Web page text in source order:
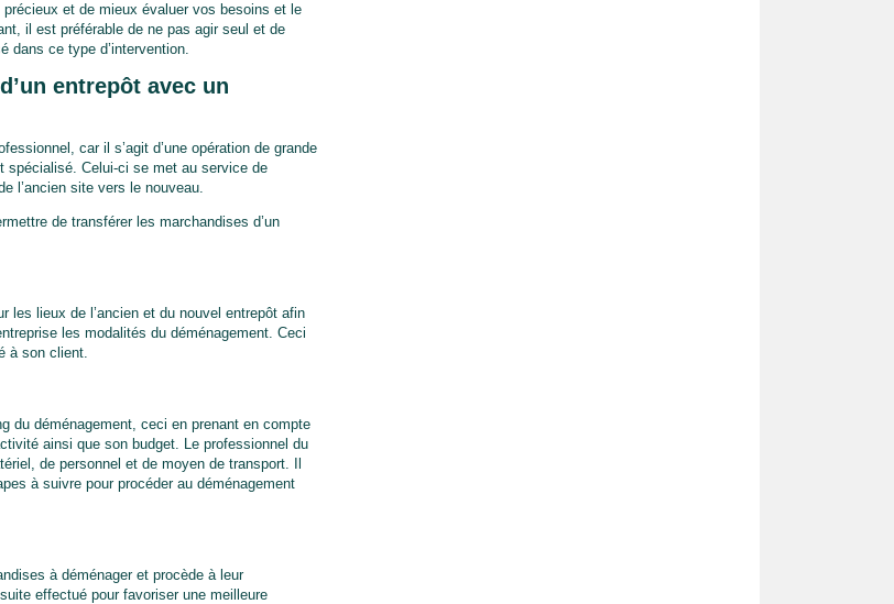
et de mieux évaluer vos besoins et le
il est préférable de ne pas agir seul et de
dans ce type d’intervention.
entrepôt avec un
car il s’agit d’une opération de grande
spécialisé. Celui-ci se met au service de
l’ancien site vers le nouveau.
de transférer les marchandises d’un
les lieux de l’ancien et du nouvel entrepôt afin
les modalités du déménagement. Ceci
à son client.
du déménagement, ceci en prenant en compte
ainsi que son budget. Le professionnel du
de personnel et de moyen de transport. Il
à suivre pour procéder au déménagement
à déménager et procède à leur
effectué pour favoriser une meilleure